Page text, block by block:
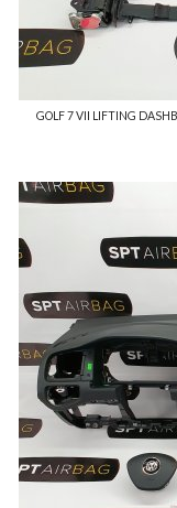
GOLF 7 VII LIFTING